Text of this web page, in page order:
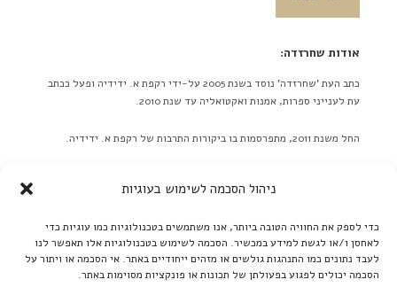
ניהול הסכמה לשימוש בעוגיות
כדי לספק את החוויה הטובה ביותר, אנו משתמשים בטכנולוגיות כמו עוגיות כדי
לאחסן ו/או לגשת למידע במכשיר. הסכמה לשימוש בטכנולוגיות אלו תאפשר לנו
לעבד נתונים כמו התנהגות גולשים או מזהים ייחודיים באתר. אי הסכמה או ויתור על
הסכמה יכולים לפגוע בפעולתן של תכונות או פונקציות מסוימות באתר.
אודות שחרזדה:
כתב העת 'שחרזדה' נוסד בשנת 2005 על-ידי רקפת א. ידידיה ופעל ככתב
עת לענייני ספרות, אמנות ואקטואליה עד שנת 2010.
החל משנת 2011, מתפרסמות בו ביקורות התרבות של רקפת א. ידידיה.
כפריוויו, אלא ביקורות בלבד! ברם, ידיעות על אירועים שונים יתקבלו
קרא עוד ←